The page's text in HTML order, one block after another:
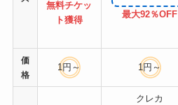
無料チケッ
ト獲得
最大92％OFF
価
格
1円～ 1円～
クレカ